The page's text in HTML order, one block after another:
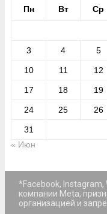
Пн Вт Ср
3 4 5
10 11 12
17 18 19
24 25 26
31
« Июн
*Facebook,
компании Meta,
организацией и